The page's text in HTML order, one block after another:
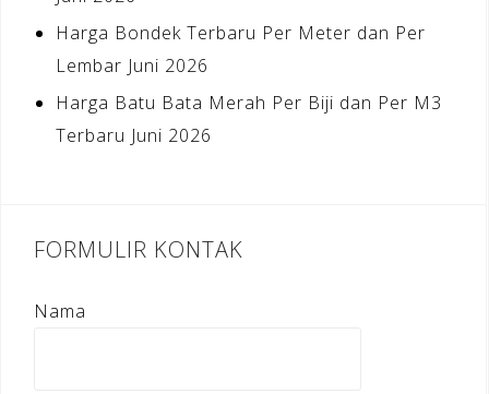
Harga Bondek Terbaru Per Meter dan Per
Lembar Juni 2026
Harga Batu Bata Merah Per Biji dan Per M3
Terbaru Juni 2026
FORMULIR KONTAK
Nama